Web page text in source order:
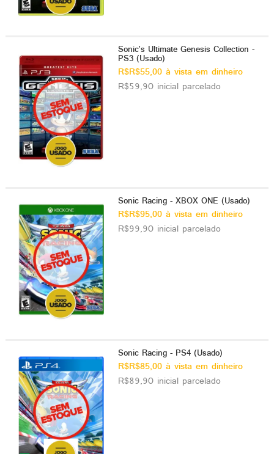
Sonic's Ultimate Genesis Collection -
PS3 (Usado)
R$R$55,00 à vista em dinheiro
R$59,90 inicial parcelado
Sonic Racing - XBOX ONE (Usado)
R$R$95,00 à vista em dinheiro
R$99,90 inicial parcelado
Sonic Racing - PS4 (Usado)
R$R$85,00 à vista em dinheiro
R$89,90 inicial parcelado